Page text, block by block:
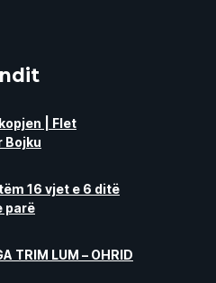
| Flet
Bojku
16 vjet e 6 ditë
parë
TRIM LUM – OHRID